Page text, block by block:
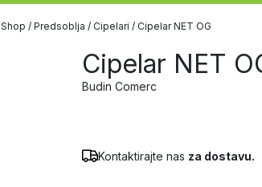
Shop / Predsoblja / Cipelari / Cipelar NET OG
Cipelar NET
Budin Comerc
Kontaktirajte nas za dostavu.